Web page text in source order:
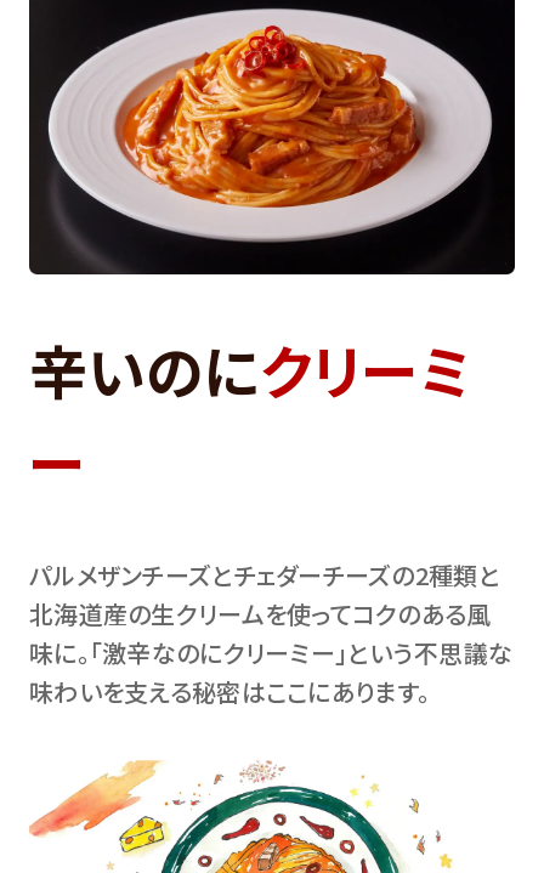
辛いのにクリーミ
ー
パルメザンチーズとチェダーチーズの2種類と
北海道産の生クリームを使ってコクのある風
味に。「激辛なのにクリーミー」という不思議な
味わいを支える秘密はここにあります。